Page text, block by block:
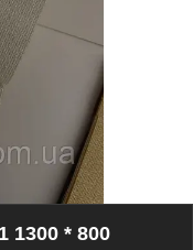
1300 * 800